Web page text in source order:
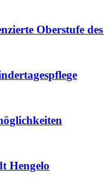
Oberstufe
Hengelo